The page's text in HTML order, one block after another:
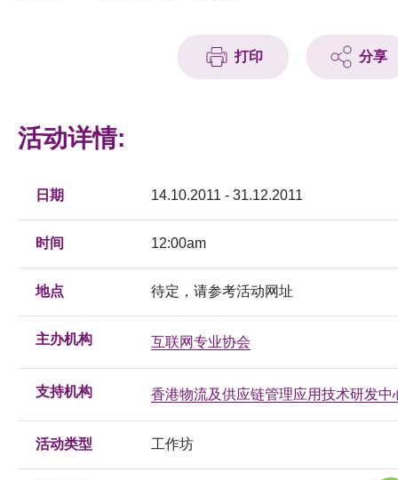
科技分享
打印 分享
活动详情:
日期 14.10.2011 - 31.12.2011
时间 12:00am
地点 待定，请参考活动网址
主办机构 互联网专业协会
支持机构 香港物流及供应链管理应用技术研发中
活动类型 工作坊